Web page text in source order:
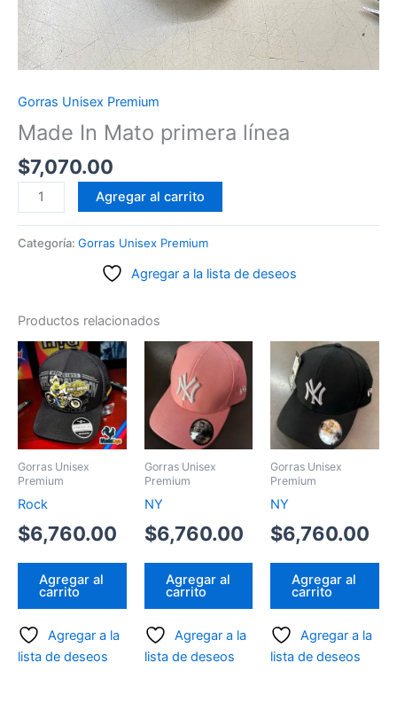
Gorras Unisex Premium
Made In Mato primera línea
$7,070.00
Made
In
primera
Agregar al carrito
Categoría: Gorras Unisex Premium
Agregar a la lista de deseos
Productos relacionados
Gorras Unisex
Premium
Rock
$6,760.00
Agregar al
carrito
Agregar a la
lista de deseos
Gorras Unisex
Premium
NY
$6,760.00
Agregar al
carrito
Agregar a la
lista de deseos
Gorras Unisex
Premium
NY
$6,760.00
Agregar al
carrito
Agregar a la
lista de deseos